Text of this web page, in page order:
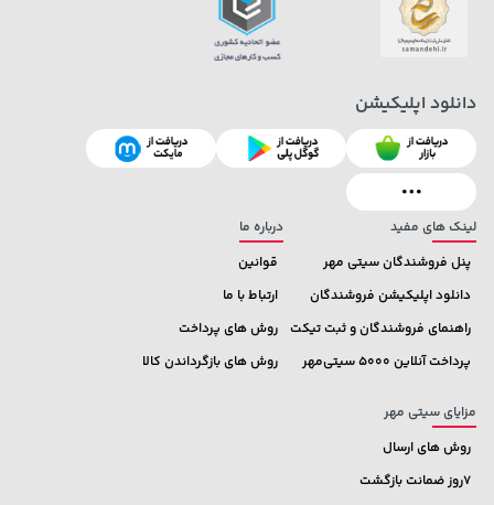
315,900 تومان
لینک های مفید
پنل فروشندگان سیتی مهر
دانلود اپلیکیشن فروشندگان
راهنمای فروشندگان و ثبت تیکت
پرداخت آنلاین 5000 سیتی‌مهر
درباره ما
قوانین
ارتباط با ما
روش های پرداخت
روش های بازگرداندن کالا
مزایای سیتی مهر
روش های ارسال
7روز ضمانت بازگشت
دانلود اپلیکیشن